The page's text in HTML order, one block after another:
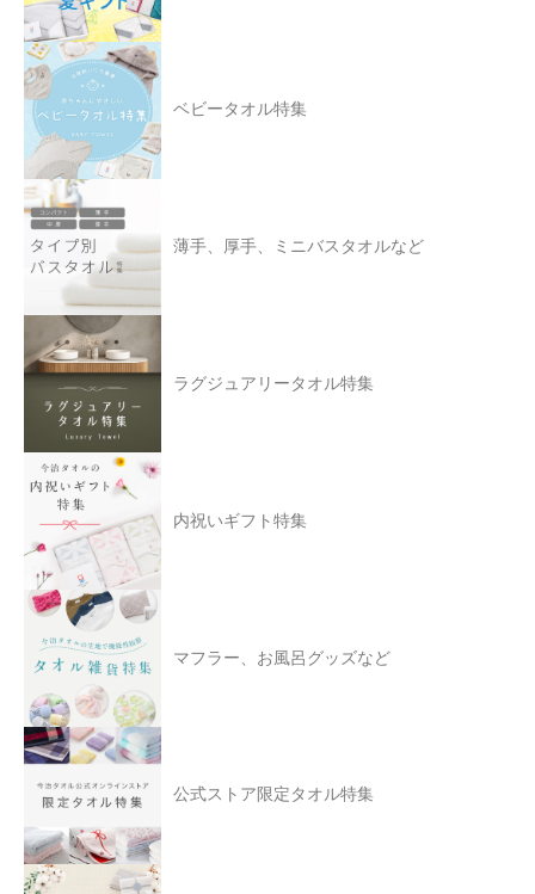
ベビータオル特集
薄手、厚手、ミニバスタオルなど
ラグジュアリータオル特集
内祝いギフト特集
マフラー、お風呂グッズなど
公式ストア限定タオル特集